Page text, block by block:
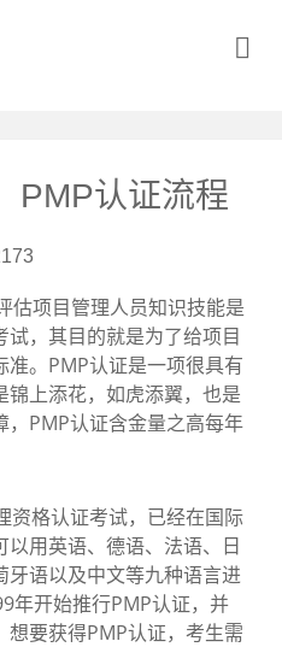
PMP认证流程
估项目管理人员知识技能是
，其目的就是为了给项目
。PMP认证是一项很具有
上添花，如虎添翼，也是
PMP认证含金量之高每年
格认证考试，已经在国际
用英语、德语、法语、日
语以及中文等九种语言进
年开始推行PMP认证，并
要获得PMP认证，考生需